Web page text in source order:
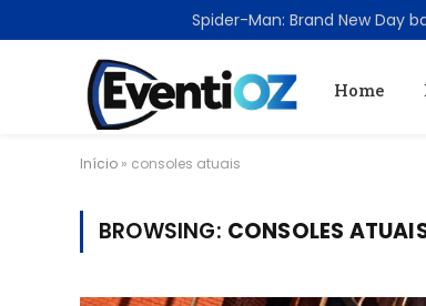
Home
Início » consoles atuais
BROWSING: CONSOLES